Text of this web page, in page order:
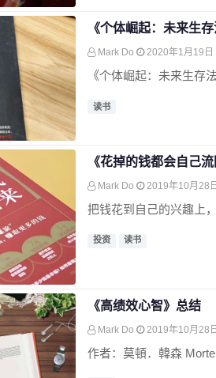
《个体崛起：未来生
Mark Do 2020年1月19日
《个体崛起：未来生存
读书
《花掉的钱都会自己
Mark Do 2019年10月28
把钱花到自己的兴趣上
投资 读书
《高绩效心智》总结
Mark Do 2019年10月28
作者：莫頓．韓森